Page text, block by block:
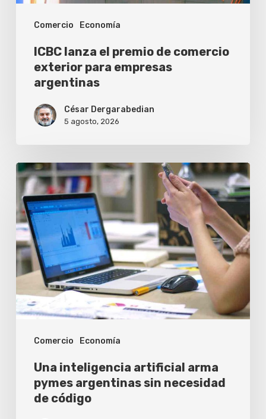
Comercio Economía
empresas
argentinas
ICBC lanza el premio de comercio
exterior para empresas
argentinas
César Dergarabedian
5 agosto, 2026
Comercio Economía
Una
inteligencia
artificial
arma
pymes
argentinas
necesidad
código
Una inteligencia artificial arma
pymes argentinas sin necesidad
de código